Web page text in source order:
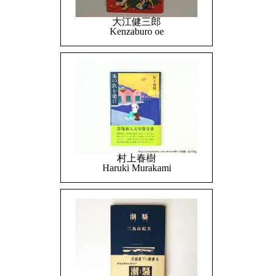
大江健三郎
Kenzaburo oe
村上春樹
Haruki Murakami